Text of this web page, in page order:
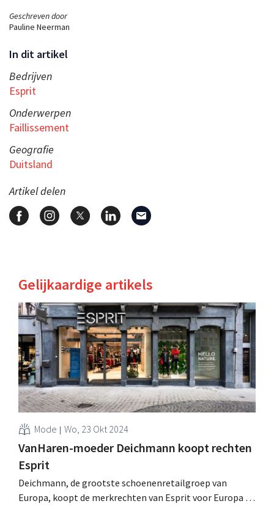
Geschreven door
Pauline Neerman
In dit artikel
Bedrijven
Esprit
Onderwerpen
Faillissement
Geografie
Duitsland
Artikel delen
Gelijkaardige artikels
Mode Wo, 23 Okt 2024
VanHaren-moeder Deichmann koopt rechten
Esprit
Deichmann, de grootste schoenenretailgroep van
Europa, koopt de merkrechten van Esprit voor Europa en